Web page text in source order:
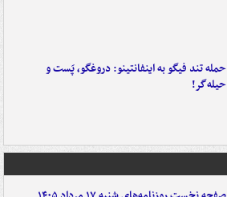
حمله تند فیگو به اینفانتینو: دروغگو، پَست‌ و
حیله‌گر!